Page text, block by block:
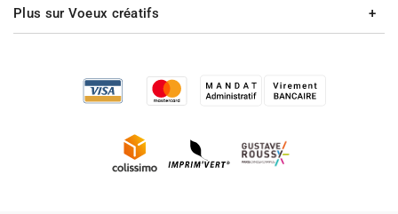
Plus sur Voeux créatifs